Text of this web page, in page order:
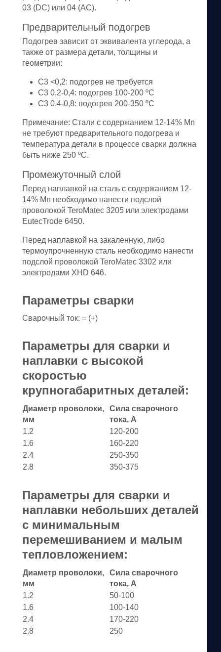
03 (DC) или 04 (AC).
Предварительный подогрев
Подогрев зависит от эквивалента углерода, а
также от размера детали, толщины и
геометрии:
C3 <0,2: подогрев не требуется
C3 0,2-0,4: подогрев 100-200 ºC
C3 0,4-0,8: подогрев 200-350 ºC
Примечание: Стали с содержанием 12-14% Mn
не требуют предварительного подогрева и
температура детали в процессе сварки должна
быть ниже 250 ºC.
Промежуточный слой
Перед наплавкой на сталь с содержанием 12-
14% Mn необходимо нанести подслой
проволокой TeroMatec 3205 или электродами
EutecTrode 6450.
Перед наплавкой на закаленную, либо
термоупрочненную сталь необходимо нанести
подслой проволокой TeroMatec 3302 или
электродами XHD 646.
Параметры сварки
Сварочный ток: = (+)
Параметры для сварки и
наплавки с высокой
скоростью
крупногабаритных деталей:
Диаметр проволоки,
мм
Сила сварочного
тока, А
1.2
120-200
1.6
160-220
2.4
250-350
2.8
350-375
Параметры для сварки и
наплавки небольших деталей
с минимальным
перемешиванием и малым
тепловложением:
Диаметр проволоки,
мм
Сила сварочного
тока, А
1.2
50-100
1.6
100-140
2.4
170-220
2.8
250